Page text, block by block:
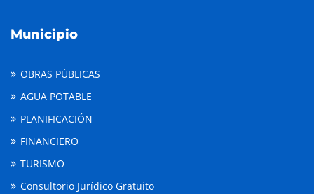
Municipio
OBRAS PÚBLICAS
AGUA POTABLE
PLANIFICACIÓN
FINANCIERO
TURISMO
Consultorio Jurídico Gratuito